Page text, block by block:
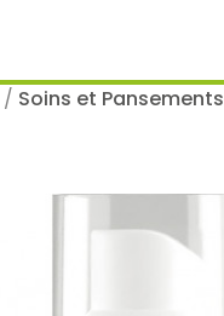
/ Soins et Pansements